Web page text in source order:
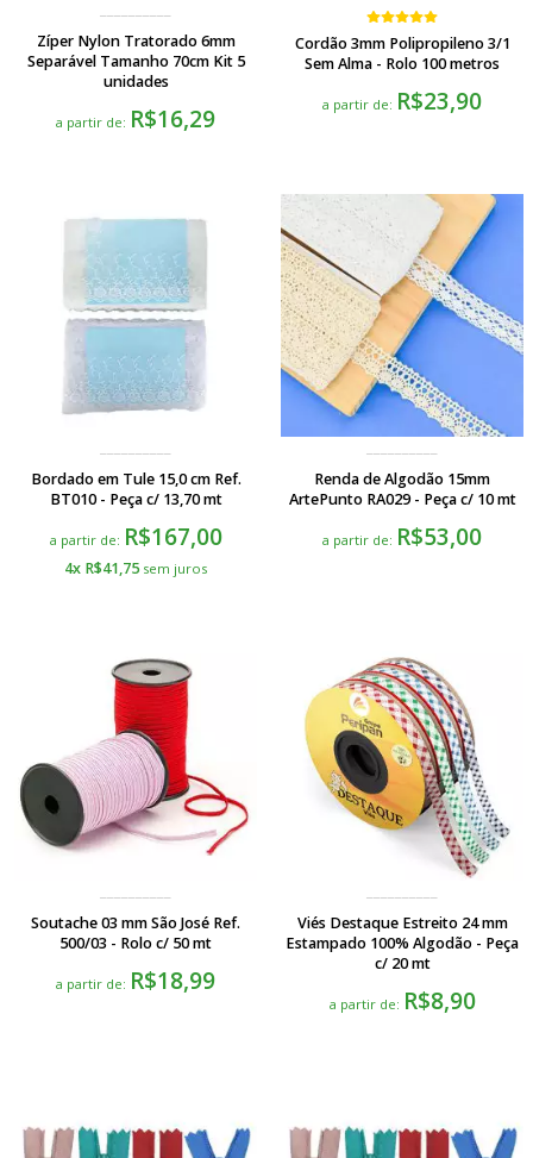
Zíper Nylon Tratorado 6mm
Separável Tamanho 70cm Kit 5
unidades
a partir de: R$16,29
Cordão 3mm Polipropileno 3/1
Sem Alma - Rolo 100 metros
a partir de: R$23,90
Bordado em Tule 15,0 cm Ref.
BT010 - Peça c/ 13,70 mt
a partir de: R$167,00
4x R$41,75
Renda de Algodão 15mm
ArtePunto RA029 - Peça c/ 10 mt
a partir de: R$53,00
Soutache 03 mm São José Ref.
500/03 - Rolo c/ 50 mt
a partir de: R$18,99
Viés Destaque Estreito 24 mm
Estampado 100% Algodão - Peça
c/ 20 mt
a partir de: R$8,90